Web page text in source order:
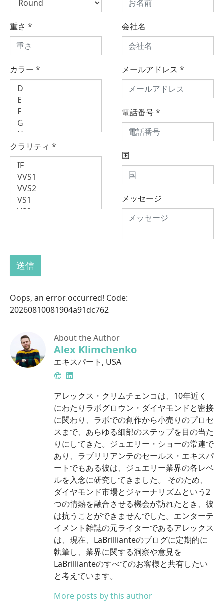
重さ *
カラー *
クラリティ *
会社名
メールアドレス *
電話番号*
国
メッセージ
送信
Oops, an error occurred! Code:
20260810081904a91dc762
About the Author
Alex Klimchenko
エキスパート , USA
WebsiteLinkedIn
アレックス・クリムチェンコは、10年近く
にわたりラボグロウン・ダイヤモンドと密接
に関わり、ラボでの創作から小売りのプロセ
スまで、あらゆる細部のステップを目の当た
りにしてきた。ジュエリー・ショーの常連で
あり、ラブリリアンテのセールス・エキスパ
ートでもある彼は、ジュエリー業界の各レベ
ルを入念に研究してきました。 そのため、
ダイヤモンド市場とジャーナリズムという2
つの情熱を融合させる機会が訪れたとき、彼
は抗うことができませんでした。エンターテ
イメント雑誌の元ライターであるアレックス
は、現在、LaBrillianteのブログに定期的に
執筆し、業界に関する洞察や意見を
LaBrillianteのすべてのお客様と共有したい
と考えています。
More posts by this author